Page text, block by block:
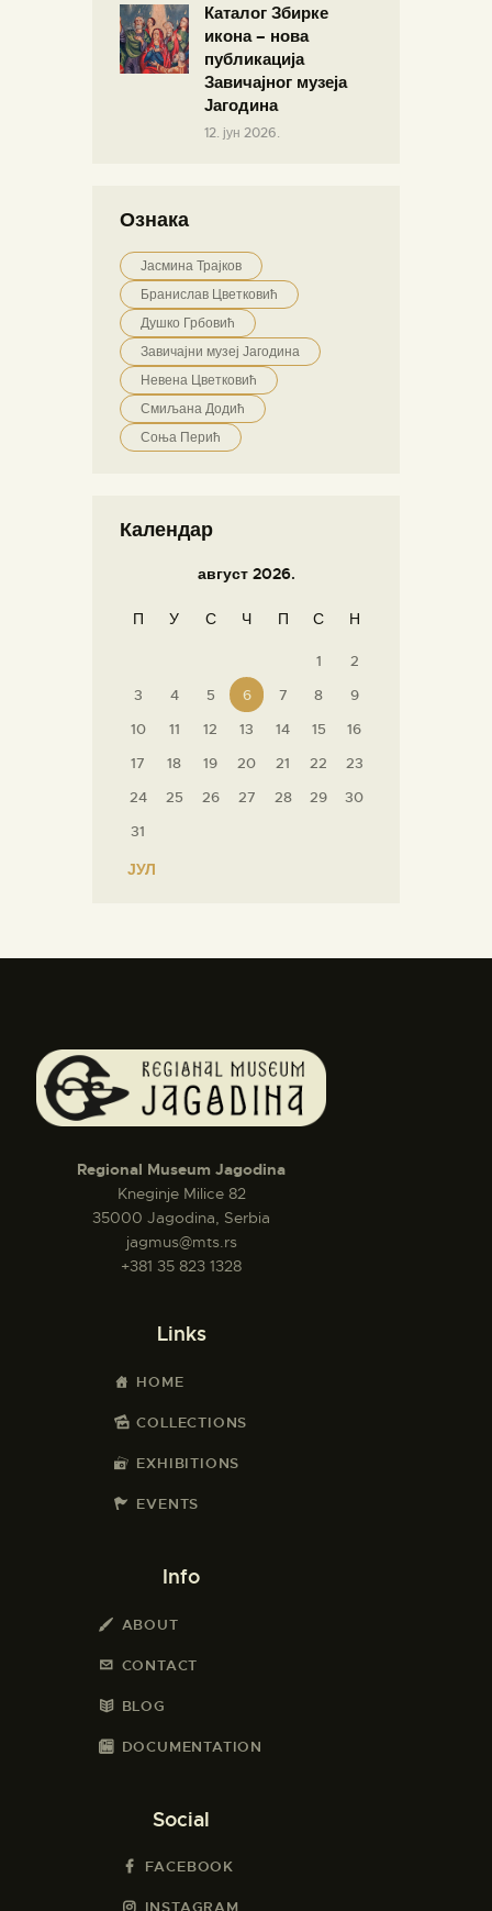
Каталог Збирке
икона – нова
публикација
Завичајног музеја
Јагодина
12. јун 2026.
Ознака
Јасмина Трајков
Бранислав Цветковић
Душко Грбовић
Завичајни музеј Јагодина
Невена Цветковић
Смиљана Додић
Соња Перић
Календар
август 2026.
П У С Ч П С Н
1
2
3
4 5 6 7 8
9
10
11 12 13 14 15
16
17
18 19 20 21 22
23
24
25 26 27 28 29
30
31
« ЈУЛ
Regional Museum Jagodina
Kneginje Milice 82
35000 Jagodina, Serbia
jagmus@mts.rs
+381 35 823 1328
Links
HOME
COLLECTIONS
EXHIBITIONS
EVENTS
Info
ABOUT
CONTACT
BLOG
DOCUMENTATION
Social
FACEBOOK